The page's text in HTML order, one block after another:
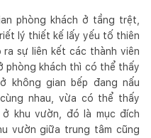
phòng khách ở tầng trệt,
lý thiết kế lấy yếu tố thiên
sự liên kết các thành viên
phòng khách thì có thể thấy
không gian bếp đang nấu
nhau, vừa có thể thấy
khu vườn, đó là mục đích
vườn giữa trung tâm cũng